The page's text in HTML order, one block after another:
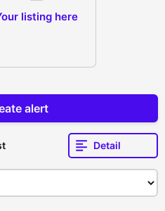
listing here
alert
Detail